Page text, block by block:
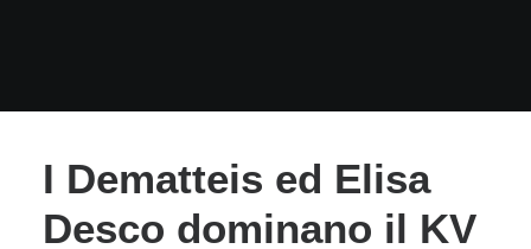
I Dematteis ed Elisa
Desco dominano il KV